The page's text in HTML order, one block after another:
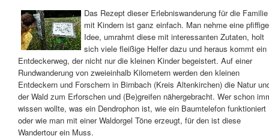
Das Rezept dieser Erlebniswanderung für die Familie
mit Kindern ist ganz einfach. Man nehme eine pfiffige
Idee, umrahmt diese mit interessanten Zutaten, holt
sich viele fleißige Helfer dazu und heraus kommt ein
Entdeckerweg, der nicht nur die kleinen Kinder begeistert. Auf einer
Rundwanderung von zweieinhalb Kilometern werden den kleinen
Entdeckern und Forschern in Birnbach (Kreis Altenkirchen) die Natur
der Wald zum Erforschen und (Be)greifen nähergebracht. Wer schon
wissen wollte, was ein Dendrophon ist, wie ein Baumtelefon funktioniert
oder wie man mit einer Waldorgel Töne erzeugt, für den ist diese
Wandertour ein Muss.